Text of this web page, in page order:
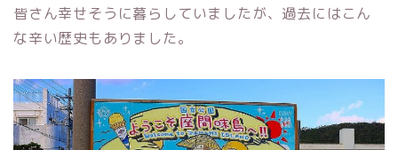
皆さん幸せそうに暮らしていましたが、過去にはこん
な辛い歴史もありました。